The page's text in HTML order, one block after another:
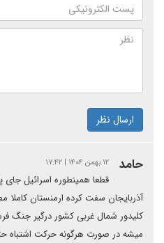
ارسال نظر
حامد ۱۲ بهمن ۱۴۰۴ | ۱۷:۴۲
قطعا همینطوره اسرائیل
آذربایجان سفت کرده ارمنستان
کلیدور شمال غربی کشور درگیر جنگ
میشه در صورت هرگونه حرکت اشتباه